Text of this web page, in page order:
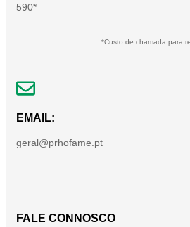
590*
*Custo de chamada para
EMAIL:
geral@prhofame.pt
FALE CONNOSCO